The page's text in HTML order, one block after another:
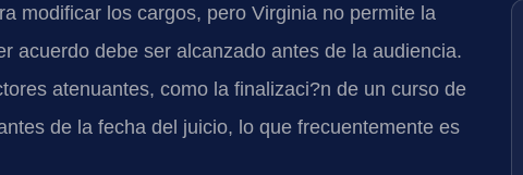
modificar los cargos, pero Virginia no permite la
acuerdo debe ser alcanzado antes de la audiencia.
atenuantes, como la finalizaci?n de un curso de
de la fecha del juicio, lo que frecuentemente es